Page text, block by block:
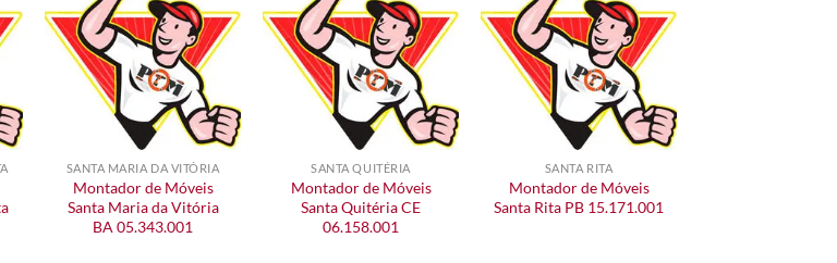
SANTA MARIA DA VITÓRIA
Montador de Móveis
Santa Maria da Vitória
BA 05.343.001
SANTA QUITÉRIA
Montador de Móveis
Santa Quitéria CE
06.158.001
SANTA RITA
Montador de Móveis
Santa Rita PB 15.171.001